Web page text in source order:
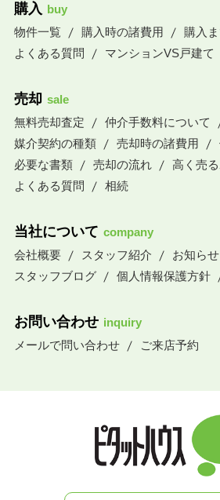
購入 buy
物件一覧
購入時の諸費用
購入
よくある質問
マンションVS戸建て
売却 sale
無料売却査定
仲介手数料について
媒介契約の種類
売却時の諸費用
必要な書類
売却の流れ
高く売
よくある質問
相続
当社について company
会社概要
スタッフ紹介 お知らせ
スタッフブログ
個人情報保護方針
お問い合わせ inquiry
メールで問い合わせ
ご来店予約